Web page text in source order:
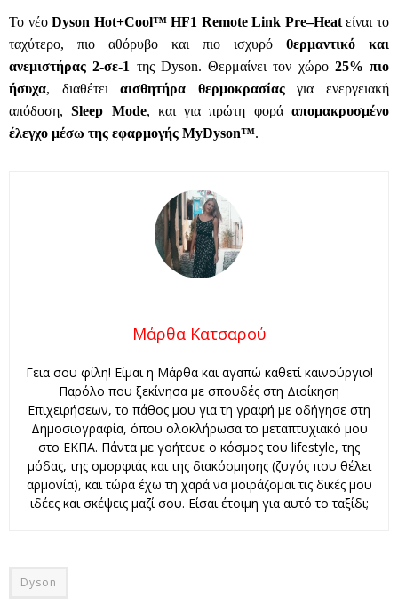
Το νέοDyson Hot+Cool™ HF1 Remote Link Pre–Heatείναι το
ταχύτερο, πιο αθόρυβο και πιο ισχυρό θερμαντικό και
ανεμιστήρας 2-σε-1 της Dyson. Θερμαίνει τον χώρο 25% πιο
ήσυχα, διαθέτειαισθητήρα θερμοκρασίαςγια ενεργειακή
απόδοση,Sleep Mode, και για πρώτη φοράαπομακρυσμένο
έλεγχο μέσω της εφαρμογής MyDyson™.
Μάρθα Κατσαρού
Γεια σου φίλη! Είμαι η Μάρθα και αγαπώ καθετί καινούργιο!
Παρόλο που ξεκίνησα με σπουδές στη Διοίκηση
Επιχειρήσεων, το πάθος μου για τη γραφή με οδήγησε στη
Δημοσιογραφία, όπου ολοκλήρωσα το μεταπτυχιακό μου
στο ΕΚΠΑ. Πάντα με γοήτευε ο κόσμος του lifestyle, της
μόδας, της ομορφιάς και της διακόσμησης (ζυγός που θέλει
αρμονία), και τώρα έχω τη χαρά να μοιράζομαι τις δικές μου
ιδέες και σκέψεις μαζί σου. Είσαι έτοιμη για αυτό το ταξίδι;
Dyson